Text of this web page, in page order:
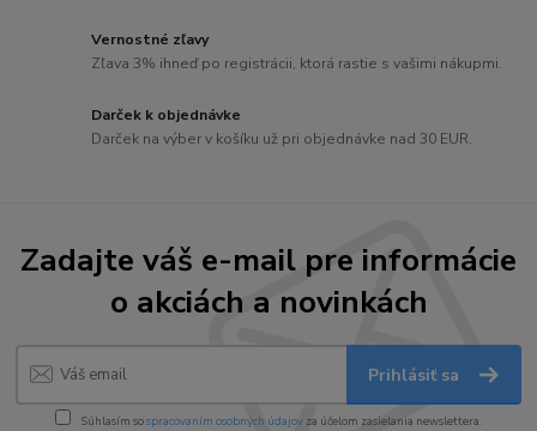
Vernostné zľavy
Zľava 3% ihneď po registrácii, ktorá rastie s vašimi nákupmi.
Darček k objednávke
Darček na výber v košíku už pri objednávke nad 30 EUR.
Zadajte váš e-mail pre informácie
o akciách a novinkách
Prihlásiť sa
Súhlasím sospracovaním osobných údajov za účelom zasielania newslettera.